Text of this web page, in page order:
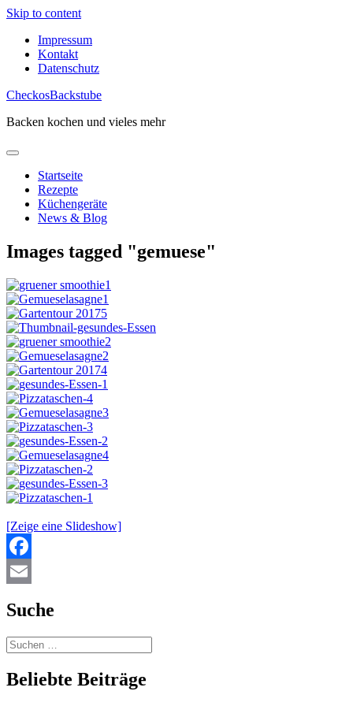
Skip to content
Impressum
Kontakt
Datenschutz
CheckosBackstube
Backen kochen und vieles mehr
Startseite
Rezepte
Küchengeräte
News & Blog
Images tagged "gemuese"
[Zeige eine Slideshow]
Facebook
Suche
Beliebte Beiträge